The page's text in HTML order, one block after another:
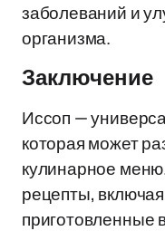
заболеваний и
организма.
Заключение
Иссоп —
которая может
кулинарное
рецепты,
приготовленные